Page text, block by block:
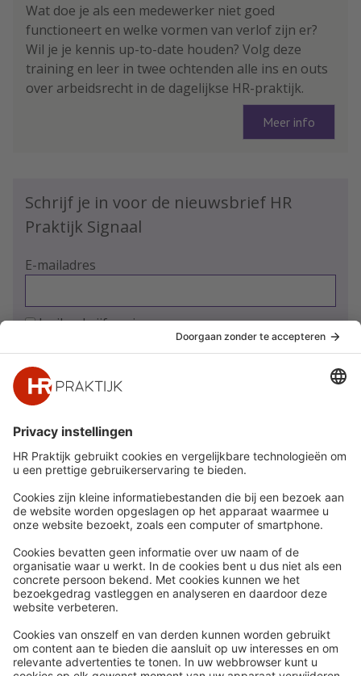
Wat doe je als een medewerker niet goed
functioneert en welke vormen van verlof zijn er?
Wil je je kennis up-to-date houden? Volg deze
training en leer in twee ochtenden alle ins en outs
over arbeidsrecht in de dagelijkse HR-praktijk.
Meer info
Schrijf je in voor de nieuwsbrief HR
Praktijk Signaal
E-mailadres
Ja, ik schrijf me in
Snel naar
Nieuws
Whitepapers
Webinars
Word lid
Contact
Meer
HR Academy
HR Podcast
CHRO
HR Day
Volg Ons